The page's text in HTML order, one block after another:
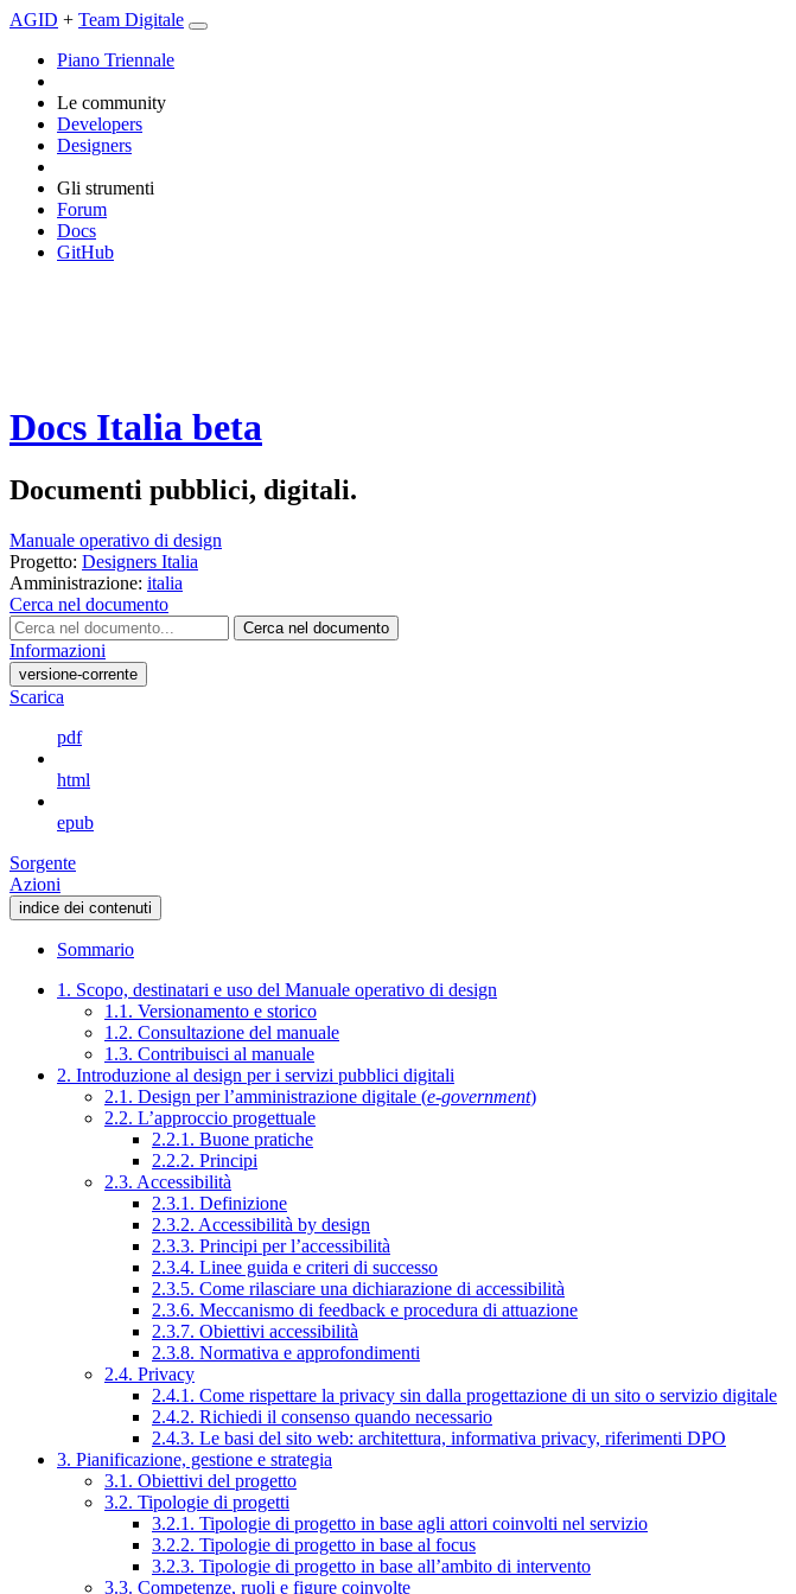
AGID + Team Digitale
Piano Triennale
Le community
Developers
Designers
Gli strumenti
Forum
Docs
GitHub
Docs Italia beta
Documenti pubblici, digitali.
Manuale operativo di design
Progetto: Designers Italia
Amministrazione: italia
Cerca nel documento
Cerca nel documento
Informazioni
versione-corrente
Scarica
pdf
html
epub
Sorgente
Azioni
indice dei contenuti
Sommario
1. Scopo, destinatari e uso del Manuale operativo di design
1.1. Versionamento e storico
1.2. Consultazione del manuale
1.3. Contribuisci al manuale
2. Introduzione al design per i servizi pubblici digitali
2.1. Design per l’amministrazione digitale (e-government)
2.2. L’approccio progettuale
2.2.1. Buone pratiche
2.2.2. Principi
2.3. Accessibilità
2.3.1. Definizione
2.3.2. Accessibilità by design
2.3.3. Principi per l’accessibilità
2.3.4. Linee guida e criteri di successo
2.3.5. Come rilasciare una dichiarazione di accessibilità
2.3.6. Meccanismo di feedback e procedura di attuazione
2.3.7. Obiettivi accessibilità
2.3.8. Normativa e approfondimenti
2.4. Privacy
2.4.1. Come rispettare la privacy sin dalla progettazione di un sito o servizio digitale
2.4.2. Richiedi il consenso quando necessario
2.4.3. Le basi del sito web: architettura, informativa privacy, riferimenti DPO
3. Pianificazione, gestione e strategia
3.1. Obiettivi del progetto
3.2. Tipologie di progetti
3.2.1. Tipologie di progetto in base agli attori coinvolti nel servizio
3.2.2. Tipologie di progetto in base al focus
3.2.3. Tipologie di progetto in base all’ambito di intervento
3.3. Competenze, ruoli e figure coinvolte